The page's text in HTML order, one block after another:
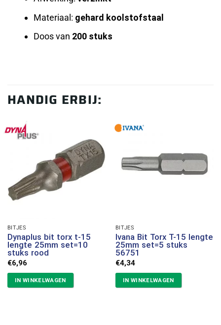
Materiaal: gehard koolstofstaal
Doos van 200 stuks
HANDIG ERBIJ:
BITJES
Dynaplus bit torx t-15
lengte 25mm set=10
stuks rood
€6,96
IN WINKELWAGEN
BITJES
Ivana Bit Torx T-15 lengte
25mm set=5 stuks
56751
€4,34
IN WINKELWAGEN